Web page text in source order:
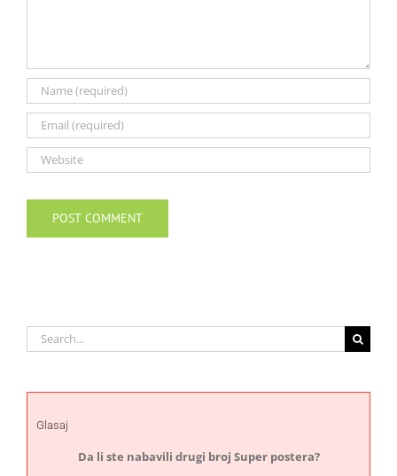
Search
for:
Glasaj
Da li ste nabavili drugi broj Super postera?